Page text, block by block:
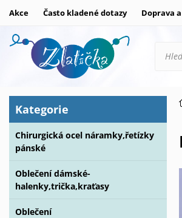
Akce Často kladené dotazy Doprava
Kategorie
Chirurgická ocel náramky,řetízky
pánské
Oblečení dámské-
halenky,trička,kraťasy
Oblečení